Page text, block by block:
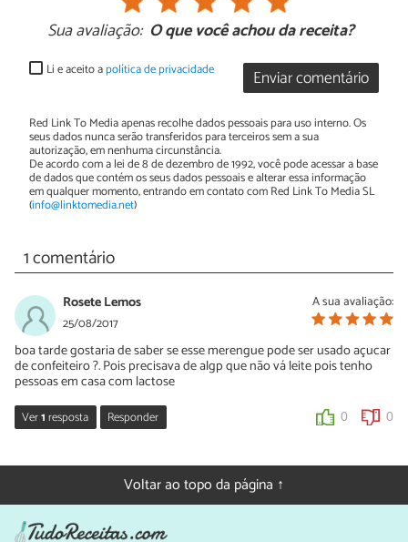
Sua avaliação: O que você achou da receita?
Enviar comentário
Li e aceito apolítica de privacidade
Red Link To Media apenas recolhe dados pessoais para uso interno. Os
seus dados nunca serão transferidos para terceiros sem a sua
autorização, em nenhuma circunstância.
De acordo com a lei de 8 de dezembro de 1992, você pode acessar a base
de dados que contém os seus dados pessoais e alterar essa informação
em qualquer momento, entrando em contato com Red Link To Media SL
(info@linktomedia.net)
1 comentário
A sua avaliação:
Rosete Lemos
25/08/2017
boa tarde gostaria de saber se esse merengue pode ser usado açucar
de confeiteiro ?. Pois precisava de algp que não vá leite pois tenho
pessoas em casa com lactose
Ver1resposta Responder 0 0
28/08/2017
Oi Rosete, não vai leite nessa receita por isso pode preparar à
vontade para sua família. Sim, pode usar açúcar de confeiteiro.
Voltar ao topo da página ↑